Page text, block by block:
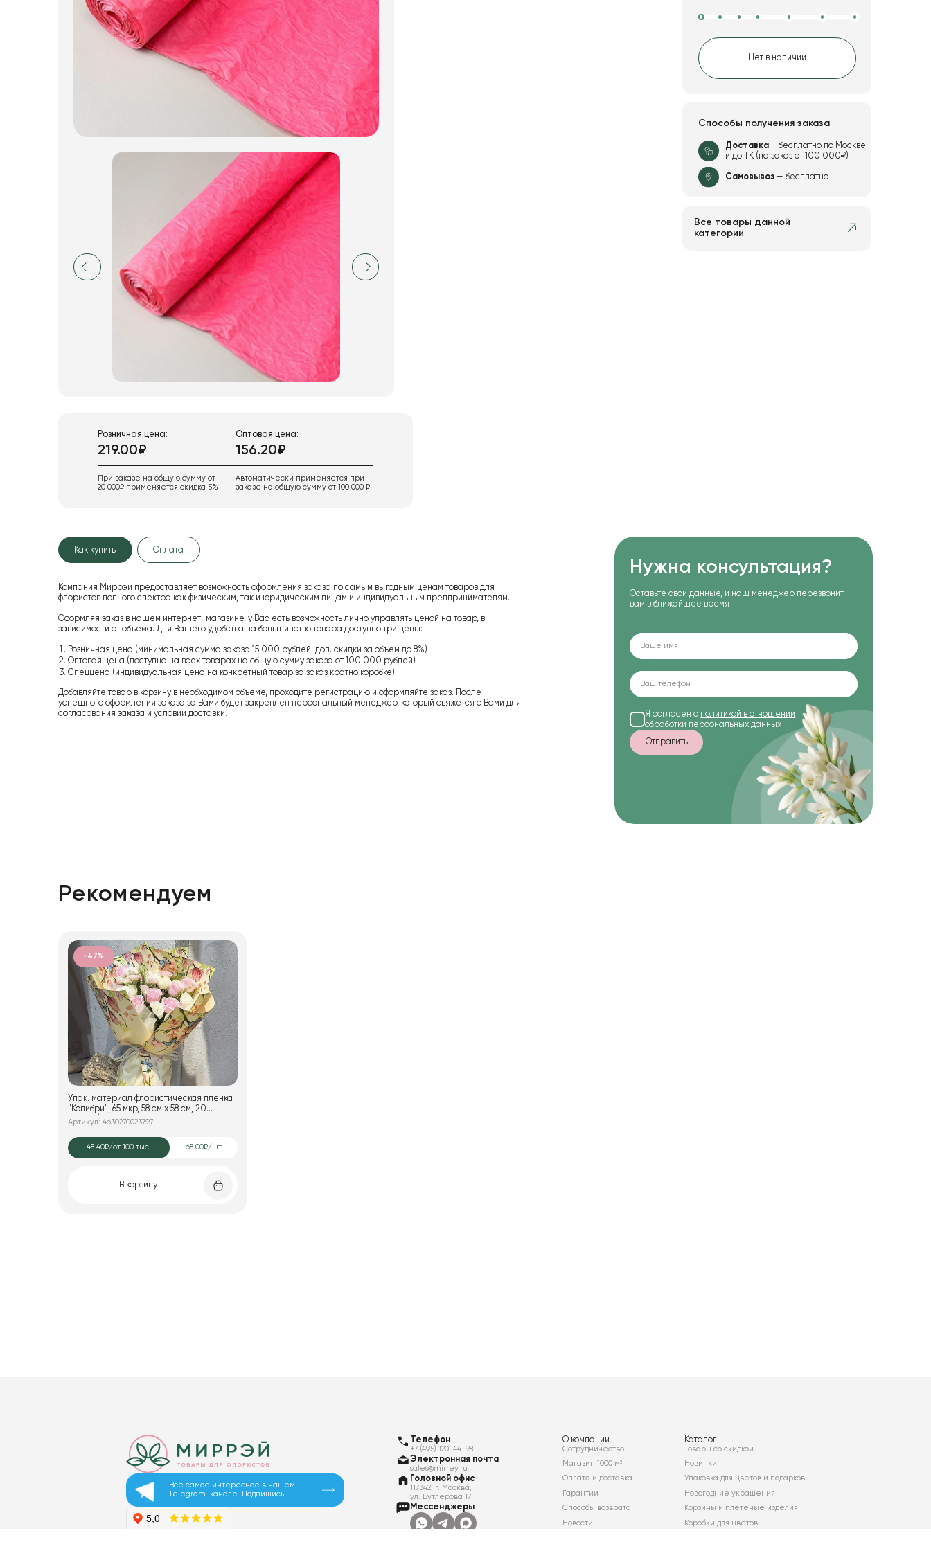
Пакеты для цветов и подарков
Изделия из металла
Искусственные цветы и растения
Розничная цена:
219.00₽
При заказе на общую сумму от
20 000₽ применяется скидка 5%
Оптовая цена:
156.20₽
Автоматически применяется при
заказе на общую сумму от 100 000 ₽
Нет в наличии
Способы получения заказа
Доставка– бесплатно по Москве
и до ТК (на заказ от 100 000₽)
Самовывоз— бесплатно
Все товары данной
категории
Как купить Оплата
Компания Миррэй предоставляет возможность оформления заказа по самым выгодным ценам товаров для
флористов полного спектра как физическим, так и юридическим лицам и индивидуальным предпринимателям.
Оформляя заказ в нашем интернет-магазине, у Вас есть возможность лично управлять ценой на товар, в
зависимости от объема. Для Вашего удобства на большинство товара доступно три цены:
Розничная цена (минимальная сумма заказа 15 000 рублей, доп. скидки за объем до 8%)
Оптовая цена (доступна на всех товарах на общую сумму заказа от 100 000 рублей)
Спеццена (индивидуальная цена на конкретный товар за заказ кратно коробке)
Добавляйте товар в корзину в необходимом объеме, проходите регистрацию и оформляйте заказ. После
успешного оформления заказа за Вами будет закреплен персональный менеджер, который свяжется с Вами для
согласования заказа и условий доставки.
Нужна консультация?
Оставьте свои данные, и наш менеджер перезвонит
вам в ближайшее время
Я согласен с политикой в отношении
обработки персональных данных
Отправить
Рекомендуем
-47%
Упак. материал флористическая пленка
"Колибри", 65 мкр, 58 см х 58 cм, 20
листов/упак., шампань
Артикул: 4630270023797
48.40₽/от 100 тыс. 68.00₽/шт
В корзину
Все самое интересное в нашем
Telegram-канале. Подпишись!
Телефон
+7 (495) 120-44-98
Электронная почта
sales@mirrey.ru
Головной офис
117342, г. Москва,
ул. Бутлерова 17
Мессенджеры
О компании
Сотрудничество
Магазин 1000 м²
Оплата и доставка
Гарантии
Способы возврата
Новости
Каталог
Товары со скидкой
Новинки
Упаковка для цветов и подарков
Новогодние украшения
Корзины и плетеные изделия
Коробки для цветов